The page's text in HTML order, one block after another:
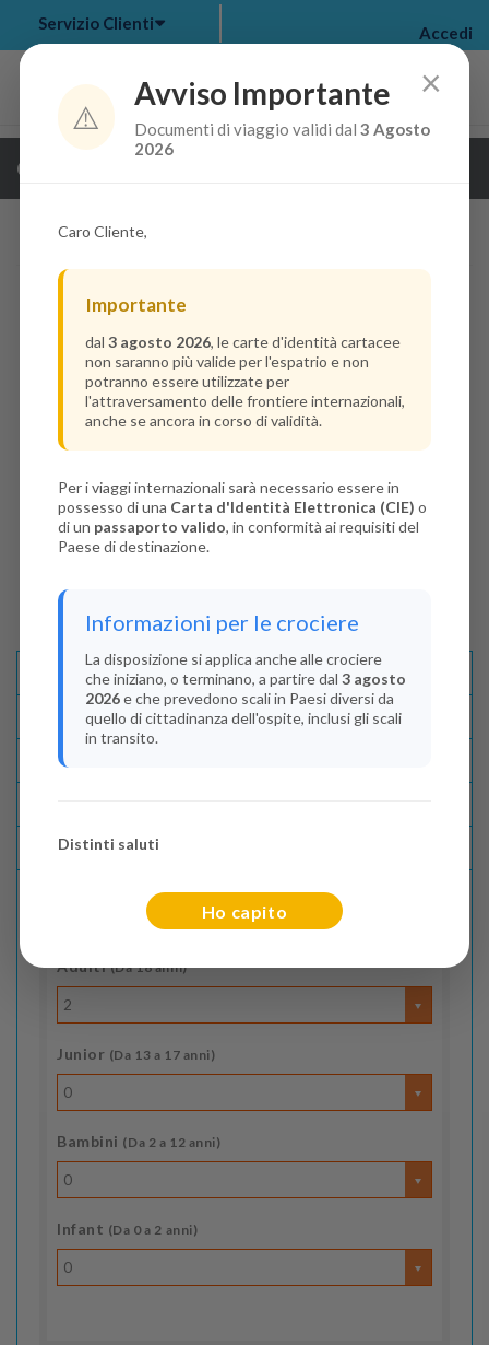
my bookings >
Servizio Clienti Accedi
Guarda i dettagli della crociera
Descrizione E Itinerario
Disponibilità
Lascia La Tua Recensione
Indica il numero dei passeggeri
Adulti(Da 18 anni)
2
Junior (Da 13 a 17 anni)
0
Bambini (Da 2 a 12 anni)
0
Infant (Da 0 a 2 anni)
0
×
⚠️
Avviso Importante
Documenti di viaggio validi dal3 Agosto
2026
Caro Cliente,
Importante
dal 3 agosto 2026, le carte d'identità cartacee
non saranno più valide per l'espatrio e non
potranno essere utilizzate per
l'attraversamento delle frontiere internazionali,
anche se ancora in corso di validità.
Per i viaggi internazionali sarà necessario essere in
possesso di una Carta d'Identità Elettronica (CIE) o
di un passaporto valido, in conformità ai requisiti del
Paese di destinazione.
Informazioni per le crociere
La disposizione si applica anche alle crociere
che iniziano, o terminano, a partire dal 3 agosto
2026e che prevedono scali in Paesi diversi da
quello di cittadinanza dell'ospite, inclusi gli scali
in transito.
Distinti saluti
Ho capito